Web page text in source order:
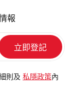
報
則及 私隱政策 內